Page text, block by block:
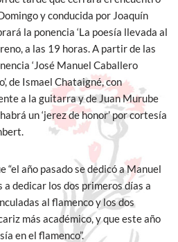
y conducida por Joaquín
la ponencia ‘La poesía llevada al
a las 19 horas. A partir de las
‘José Manuel Caballero
de Ismael Chataigné, con
a la guitarra y de Juan Murube
un ‘jerez de honor’ por cortesía
“el año pasado se dedicó a Manuel
a dedicar los dos primeros días a
al flamenco y los dos
más académico, y que este año
en el flamenco”.